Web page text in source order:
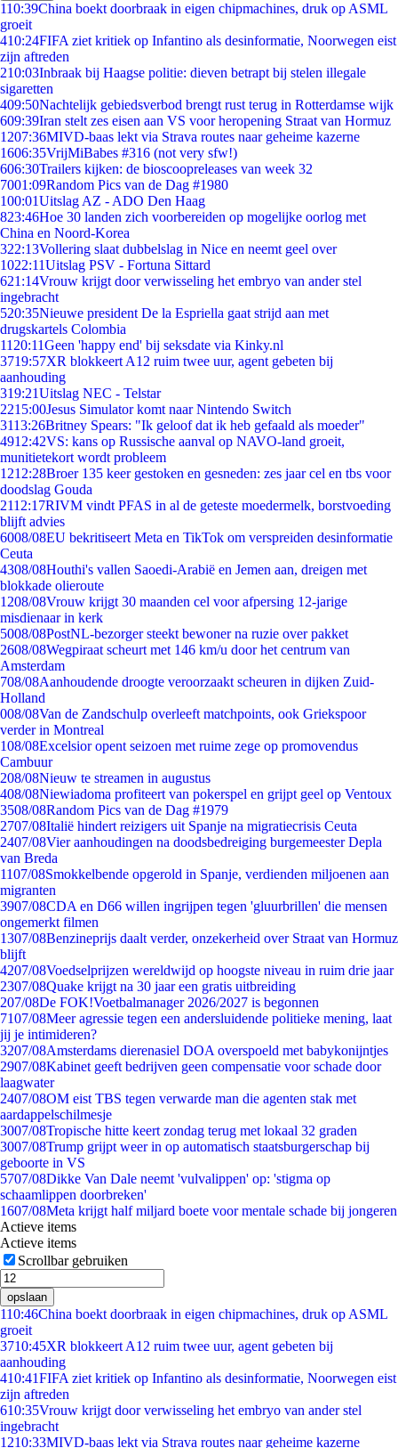
110:39China boekt doorbraak in eigen chipmachines, druk op ASML
groeit
410:24FIFA ziet kritiek op Infantino als desinformatie, Noorwegen eist
zijn aftreden
210:03Inbraak bij Haagse politie: dieven betrapt bij stelen illegale
sigaretten
409:50Nachtelijk gebiedsverbod brengt rust terug in Rotterdamse wijk
609:39Iran stelt zes eisen aan VS voor heropening Straat van Hormuz
1207:36MIVD-baas lekt via Strava routes naar geheime kazerne
1606:35VrijMiBabes #316 (not very sfw!)
606:30Trailers kijken: de bioscoopreleases van week 32
7001:09Random Pics van de Dag #1980
100:01Uitslag AZ - ADO Den Haag
823:46Hoe 30 landen zich voorbereiden op mogelijke oorlog met
China en Noord-Korea
322:13Vollering slaat dubbelslag in Nice en neemt geel over
1022:11Uitslag PSV - Fortuna Sittard
621:14Vrouw krijgt door verwisseling het embryo van ander stel
ingebracht
520:35Nieuwe president De la Espriella gaat strijd aan met
drugskartels Colombia
11 20:11Geen 'happy end' bij seksdate via Kinky.nl
3719:57XR blokkeert A12 ruim twee uur, agent gebeten bij
aanhouding
319:21Uitslag NEC - Telstar
2215:00Jesus Simulator komt naar Nintendo Switch
3113:26Britney Spears: "Ik geloof dat ik heb gefaald als moeder"
4912:42VS: kans op Russische aanval op NAVO-land groeit,
munitietekort wordt probleem
1212:28Broer 135 keer gestoken en gesneden: zes jaar cel en tbs voor
doodslag Gouda
2112:17RIVM vindt PFAS in al de geteste moedermelk, borstvoeding
blijft advies
6008/08EU bekritiseert Meta en TikTok om verspreiden desinformatie
Ceuta
4308/08Houthi's vallen Saoedi-Arabië en Jemen aan, dreigen met
blokkade olieroute
1208/08Vrouw krijgt 30 maanden cel voor afpersing 12-jarige
misdienaar in kerk
5008/08PostNL-bezorger steekt bewoner na ruzie over pakket
2608/08Wegpiraat scheurt met 146 km/u door het centrum van
Amsterdam
708/08Aanhoudende droogte veroorzaakt scheuren in dijken Zuid-
Holland
008/08Van de Zandschulp overleeft matchpoints, ook Griekspoor
verder in Montreal
108/08Excelsior opent seizoen met ruime zege op promovendus
Cambuur
208/08Nieuw te streamen in augustus
408/08Niewiadoma profiteert van pokerspel en grijpt geel op Ventoux
3508/08Random Pics van de Dag #1979
2707/08Italië hindert reizigers uit Spanje na migratiecrisis Ceuta
2407/08Vier aanhoudingen na doodsbedreiging burgemeester Depla
van Breda
1107/08Smokkelbende opgerold in Spanje, verdienden miljoenen aan
migranten
3907/08CDA en D66 willen ingrijpen tegen 'gluurbrillen' die mensen
ongemerkt filmen
1307/08Benzineprijs daalt verder, onzekerheid over Straat van Hormuz
blijft
4207/08Voedselprijzen wereldwijd op hoogste niveau in ruim drie jaar
2307/08Quake krijgt na 30 jaar een gratis uitbreiding
207/08De FOK!Voetbalmanager 2026/2027 is begonnen
7107/08Meer agressie tegen een andersluidende politieke mening, laat
jij je intimideren?
3207/08Amsterdams dierenasiel DOA overspoeld met babykonijntjes
2907/08Kabinet geeft bedrijven geen compensatie voor schade door
laagwater
2407/08OM eist TBS tegen verwarde man die agenten stak met
aardappelschilmesje
3007/08Tropische hitte keert zondag terug met lokaal 32 graden
3007/08Trump grijpt weer in op automatisch staatsburgerschap bij
geboorte in VS
5707/08Dikke Van Dale neemt 'vulvalippen' op: 'stigma op
schaamlippen doorbreken'
1607/08Meta krijgt half miljard boete voor mentale schade bij jongeren
Actieve items
Actieve items
Scrollbar gebruiken
opslaan
110:46China boekt doorbraak in eigen chipmachines, druk op ASML
groeit
3710:45XR blokkeert A12 ruim twee uur, agent gebeten bij
aanhouding
410:41FIFA ziet kritiek op Infantino als desinformatie, Noorwegen eist
zijn aftreden
610:35Vrouw krijgt door verwisseling het embryo van ander stel
ingebracht
1210:33MIVD-baas lekt via Strava routes naar geheime kazerne